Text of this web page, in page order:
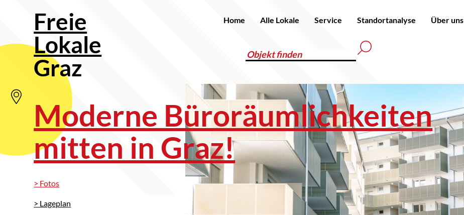
Freie
Lokale
Graz
Home Alle Lokale Service Standortanalyse Über uns
Moderne Büroräumlichkeiten
mitten in Graz!
> Fotos
> Lageplan